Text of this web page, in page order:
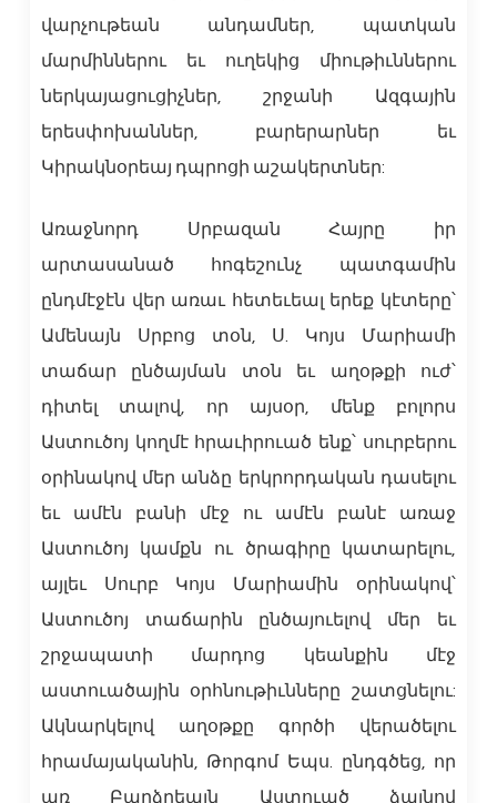
վարչութեան անդամներ, պատկան
մարմիններու եւ ուղեկից միութիւններու
ներկայացուցիչներ, շրջանի Ազգային
երեսփոխաններ, բարերարներ եւ
Կիրակնօրեայ դպրոցի աշակերտներ:
Առաջնորդ Սրբազան Հայրը իր
արտասանած հոգեշունչ պատգամին
ընդմէջէն վեր առաւ հետեւեալ երեք կէտերը՝
Ամենայն Սրբոց տօն, Ս. Կոյս Մարիամի
տաճար ընծայման տօն եւ աղօթքի ուժ՝
դիտել տալով, որ այսօր, մենք բոլորս
Աստուծոյ կողմէ հրաւիրուած ենք՝ սուրբերու
օրինակով մեր անձը երկրորդական դասելու
եւ ամէն բանի մէջ ու ամէն բանէ առաջ
Աստուծոյ կամքն ու ծրագիրը կատարելու,
այլեւ Սուրբ Կոյս Մարիամին օրինակով՝
Աստուծոյ տաճարին ընծայուելով մեր եւ
շրջապատի մարդոց կեանքին մէջ
աստուածային օրհնութիւնները շատցնելու:
Ակնարկելով աղօթքը գործի վերածելու
հրամայականին, Թորգոմ Եպս. ընդգծեց, որ
առ Բարձրեալն Աստուած ձայնով